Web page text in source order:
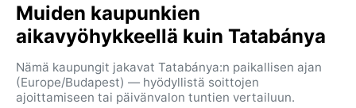
Muiden kaupunkien
aikavyöhykkeellä kuin Tatabánya
Nämä kaupungit jakavat Tatabánya:n paikallisen ajan
(Europe/Budapest) — hyödyllistä soittojen
ajoittamiseen tai päivänvalon tuntien vertailuun.